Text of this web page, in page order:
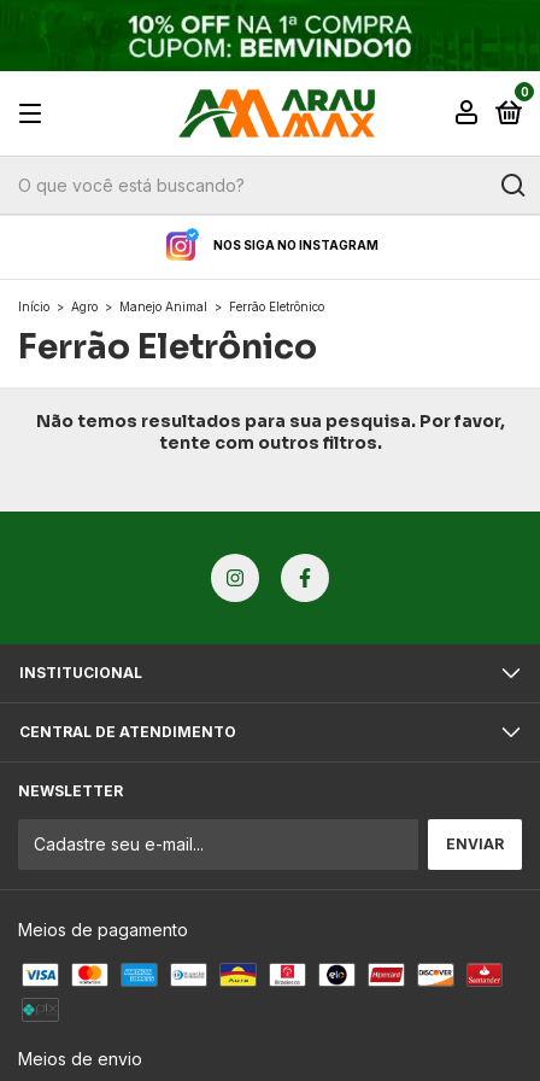
0
NOS SIGA NO INSTAGRAM
Início > Agro > Manejo Animal > Ferrão Eletrônico
Ferrão Eletrônico
Não temos resultados para sua pesquisa. Por favor,
tente com outros filtros.
INSTITUCIONAL
CENTRAL DE ATENDIMENTO
NEWSLETTER
Meios de pagamento
Meios de envio